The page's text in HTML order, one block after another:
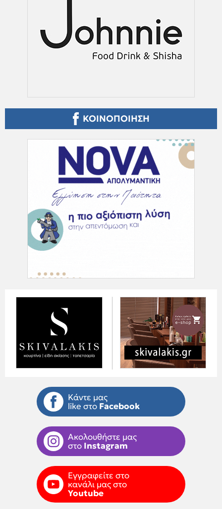
ΚΟΙΝΟΠΟΙΗΣΗ
Κάντε μας
like στο Facebook
Ακολουθήστε μας
στο Instagram
Εγγραφείτε στο
κανάλι μας στο
Youtube